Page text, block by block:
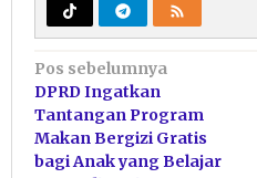
Navigasi
pos
Pos sebelumnya
DPRD Ingatkan
Tantangan Program
Makan Bergizi Gratis
bagi Anak yang Belajar